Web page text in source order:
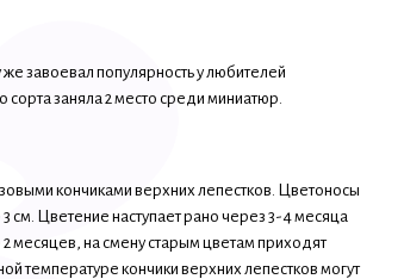
завоевал популярность у любителей
заняла 2 место среди миниатюр.
кончиками верхних лепестков. Цветоносы
см. Цветение наступает рано через 3-4 месяца
месяцев, на смену старым цветам приходят
температуре кончики верхних лепестков могут